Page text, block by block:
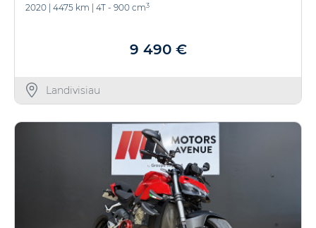
2020 4475 km 4T - 900 cm3
9 490 €
Landivisiau